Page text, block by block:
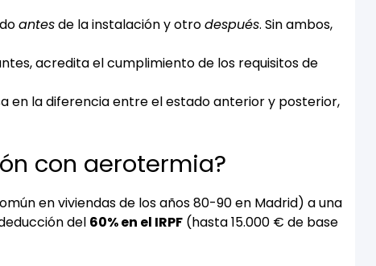
antesde la instalación y otrodespués. Sin ambos,
acredita el cumplimiento de los requisitos de
en la diferencia entre el estado anterior y posterior,
con aerotermia?
en viviendas de los años 80-90 en Madrid) a una
del 60% en el IRPF (hasta 15.000 € de base